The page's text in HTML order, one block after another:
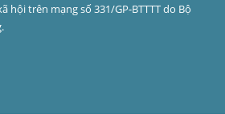
hội trên mạng số 331/GP-BTTTT do Bộ